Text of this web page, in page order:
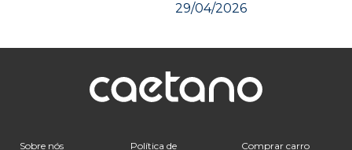
29/04/2026
Sobre nós Política de Comprar carro